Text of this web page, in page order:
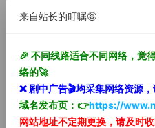
已完结·全8集
主演：
HD
防风少年电影版
剧情片 日本
导演：萩原健太郎
主演：水上恒司 木户
来自站长的叮嘱🤪
🎉 不同线路适合不同网络，觉
络的🚀
❌ 剧中广告🎬均采集网络资源，
域名发布页：👉https://
网站地址不定期更换，请及时